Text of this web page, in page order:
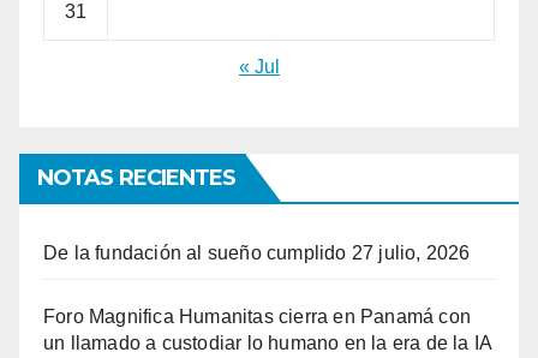
31
« Jul
NOTAS RECIENTES
De la fundación al sueño cumplido 27 julio, 2026
Foro Magnifica Humanitas cierra en Panamá con
un llamado a custodiar lo humano en la era de la IA